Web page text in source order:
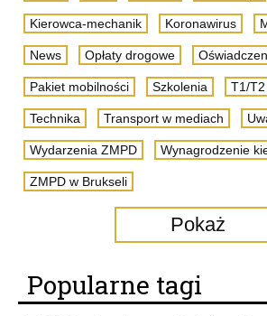
Kierowca-mechanik Koronawirus
News Opłaty drogowe
Pakiet mobilności Szkolenia T1/T2
Technika Transport w mediach
Wydarzenia ZMPD Wynagrodzenie
ZMPD w Brukseli
Pokaż
Popularne tagi